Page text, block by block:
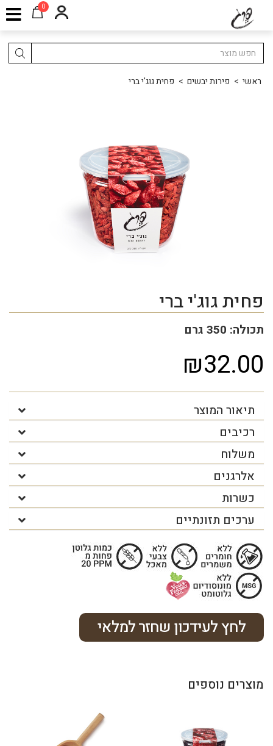
0
ראשי > פירות יבשים > פחית גוג'י ברי
פחית גוג'י ברי
תכולה: 350 גרם
₪32.00
תיאור המוצר
רכיבים
משלוח
אלרגנים
כשרות
ערכים תזונתיים
לחץ לעידכון שחזר למלאי
מוצרים נוספים